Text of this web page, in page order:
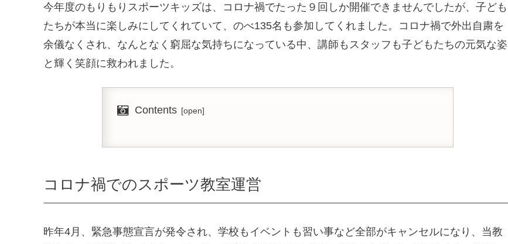
今年度のもりもりスポーツキッズは、コロナ禍でたった９回しか開催できませんでしたが、子ども
たちが本当に楽しみにしてくれていて、のべ135名も参加してくれました。コロナ禍で外出自粛を
余儀なくされ、なんとなく窮屈な気持ちになっている中、講師もスタッフも子どもたちの元気な姿
と輝く笑顔に救われました。
Contents
コロナ禍でのスポーツ教室運営
昨年4月、緊急事態宣言が発令され、学校もイベントも習い事など全部がキャンセルになり、当教